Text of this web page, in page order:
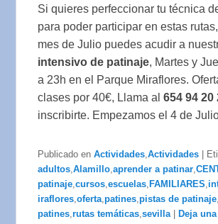
Si quieres perfeccionar tu técnica
para poder participar en estas
mes de Julio puedes acudir a
intensivo de patinaje, Martes y
a 23h en el Parque Miraflores.
clases por 40€, Llama al654 94 20
inscribirte. Empezamos el 4 de
Publicado en Actividades ,Actividades
adultos ,Alamillo ,aprender a patinar ,
patinaje ,cursos ,escuelas FAMILIARES
iraflores ,oferta ,patines ,pistas de patinaje
patines ,rutas temáticas ,sevilla Deja